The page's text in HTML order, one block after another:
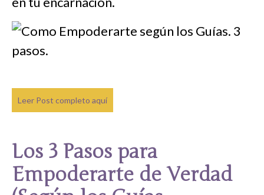
Leer Post completo aquí
Los 3 Pasos para
Empoderarte de Verdad